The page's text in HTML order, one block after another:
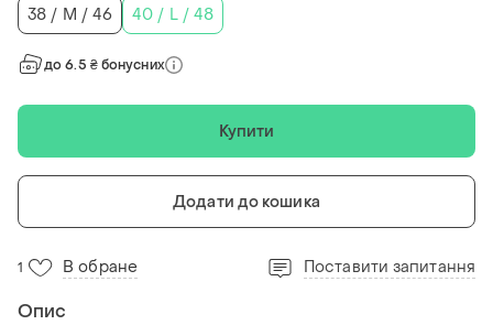
38 / M / 46
40 / L / 48
до 6.5 ₴ бонусних
Купити
Додати до кошика
1 В обране Поставити запитання
Опис